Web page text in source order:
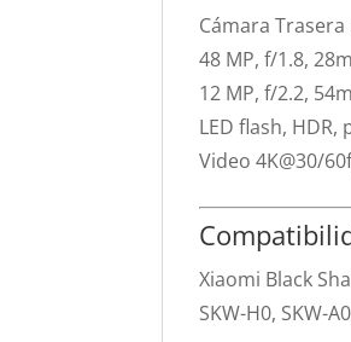
Cámara
48 MP, f/1.8,
12 MP, f/2.2,
LED flash, HDR,
Video 4K@30/
Xiaomi Black
SKW-H0, SKW-A0